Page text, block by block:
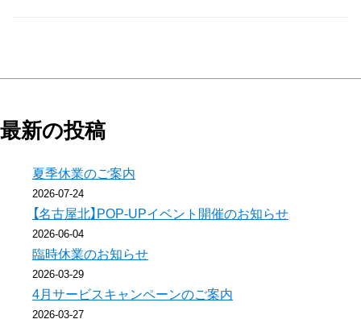
最新の投稿
夏季休業のご案内
2026-07-24
【名古屋北】POP-UPイベント開催のお知らせ
2026-06-04
臨時休業のお知らせ
2026-03-29
4月サービスキャンペーンのご案内
2026-03-27